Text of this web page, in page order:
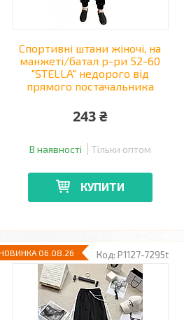
Спортивні штани жіночі, на
манжеті/батал р-ри 52-60
"STELLA" недорого від
прямого постачальника
243 ₴
В наявності Тільки оптом
КУПИТИ
P1127-7295t
06.08.26